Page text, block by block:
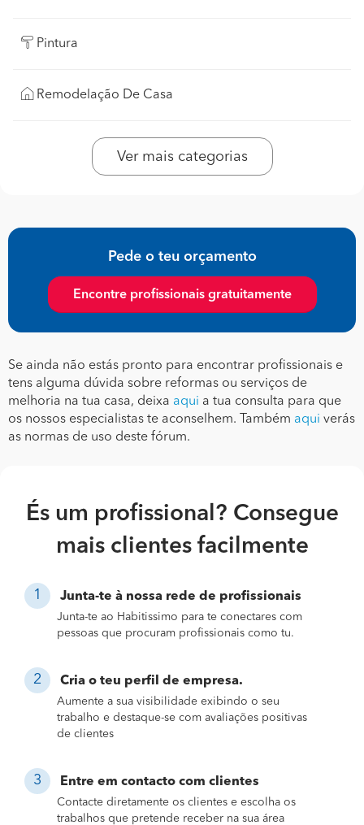
Pintura
Remodelação De Casa
Ver mais categorias
Pede o teu orçamento
Encontre profissionais gratuitamente
Se ainda não estás pronto para encontrar profissionais e
tens alguma dúvida sobre reformas ou serviços de
melhoria na tua casa, deixa aqui a tua consulta para que
os nossos especialistas te aconselhem. Também aqui verás
as normas de uso deste fórum.
És um profissional? Consegue
mais clientes facilmente
Junta-te à nossa rede de profissionais
Junta-te ao Habitissimo para te conectares com
pessoas que procuram profissionais como tu.
Cria o teu perfil de empresa.
Aumente a sua visibilidade exibindo o seu
trabalho e destaque-se com avaliações positivas
de clientes
Entre em contacto com clientes
Contacte diretamente os clientes e escolha os
trabalhos que pretende receber na sua área